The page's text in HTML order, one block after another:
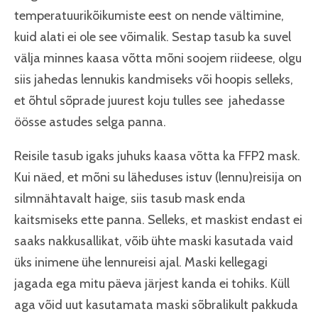
temperatuurikõikumiste eest on nende vältimine,
kuid alati ei ole see võimalik. Sestap tasub ka suvel
välja minnes kaasa võtta mõni soojem riideese, olgu
siis jahedas lennukis kandmiseks või hoopis selleks,
et õhtul sõprade juurest koju tulles see jahedasse
öösse astudes selga panna.
Reisile tasub igaks juhuks kaasa võtta ka FFP2 mask.
Kui näed, et mõni su läheduses istuv (lennu)reisija on
silmnähtavalt haige, siis tasub mask enda
kaitsmiseks ette panna. Selleks, et maskist endast ei
saaks nakkusallikat, võib ühte maski kasutada vaid
üks inimene ühe lennureisi ajal. Maski kellegagi
jagada ega mitu päeva järjest kanda ei tohiks. Küll
aga võid uut kasutamata maski sõbralikult pakkuda